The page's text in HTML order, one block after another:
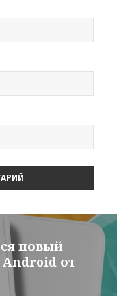
новый
от